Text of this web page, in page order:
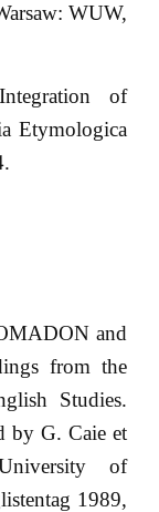
WUW,
of
Etymologica
and
from the
Studies.
by G. Caie et
of
1989,